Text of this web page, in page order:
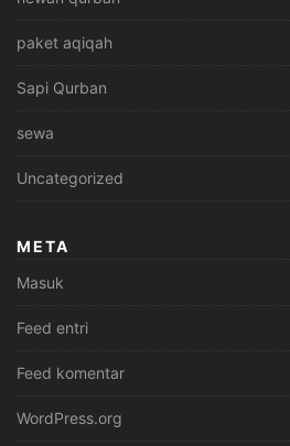
paket aqiqah
Sapi Qurban
sewa
Uncategorized
META
Masuk
Feed entri
Feed komentar
WordPress.org